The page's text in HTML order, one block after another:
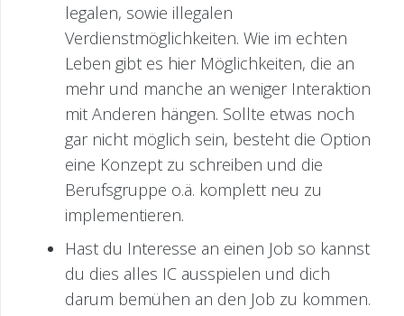
legalen, sowie illegalen
Verdienstmöglichkeiten. Wie im echten
Leben gibt es hier Möglichkeiten, die an
mehr und manche an weniger Interaktion
mit Anderen hängen. Sollte etwas noch
gar nicht möglich sein, besteht die Option
eine Konzept zu schreiben und die
Berufsgruppe o.ä. komplett neu zu
implementieren.
Hast du Interesse an einen Job so kannst
du dies alles IC ausspielen und dich
darum bemühen an den Job zu kommen.